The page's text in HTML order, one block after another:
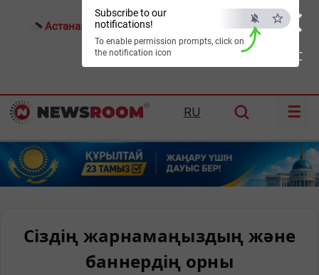
×
ESC
Subscribe to our
notifications!
To enable permission prompts, click on
the notification icon
Астана: 23°C Алматы: Шымкент:37°C
RU ☰
Сіздің жарнамаңыздың және
баннердің орны